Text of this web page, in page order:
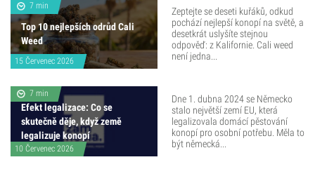
7 min
Top 10 nejlepších odrůd Cali
Weed
15 Červenec 2026
Zeptejte se deseti kuřáků, odkud
pochází nejlepší konopí na světě, a
desetkrát uslyšíte stejnou
odpověď: z Kalifornie. Cali weed
není jedna...
7 min
Efekt legalizace: Co se
skutečně děje, když země
legalizuje konopí
10 Červenec 2026
Dne 1. dubna 2024 se Německo
stalo největší zemí EU, která
legalizovala domácí pěstování
konopí pro osobní potřebu. Měla to
být německá...